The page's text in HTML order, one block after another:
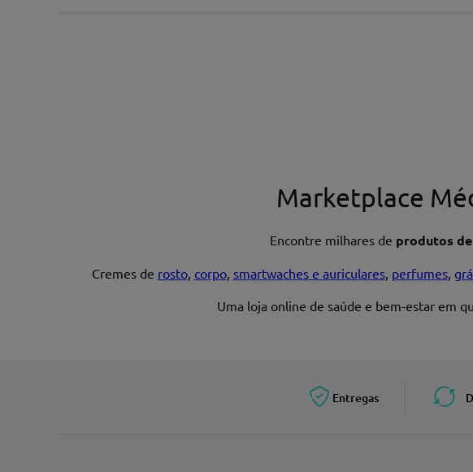
Marketplace
Encontre milhares de produtos
Cremes de rosto, corpo, smartwaches e auriculares, perfumes,
Uma loja online de saúde e bem-estar em
Entregas